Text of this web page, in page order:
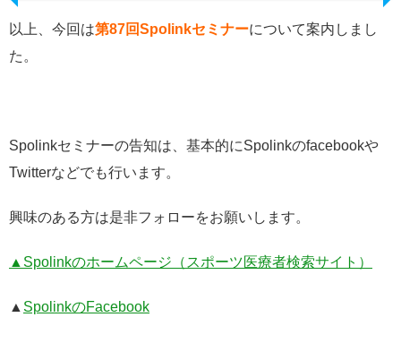
以上、今回は第87回Spolinkセミナーについて案内しまし
た。
Spolinkセミナーの告知は、基本的にSpolinkのfacebookや
Twitterなどでも行います。
興味のある方は是非フォローをお願いします。
▲Spolinkのホームページ（スポーツ医療者検索サイト）
▲ SpolinkのFacebook